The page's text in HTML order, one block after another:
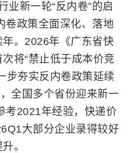
业新一轮“反内卷”的启
卷政策全面深化、落地
。2026年《广东省快
将“禁止低于成本价竞
步夯实反内卷政策延续
全国多个省份迎来新一
考2021年经验，快递价
大部分企业录得较好
。